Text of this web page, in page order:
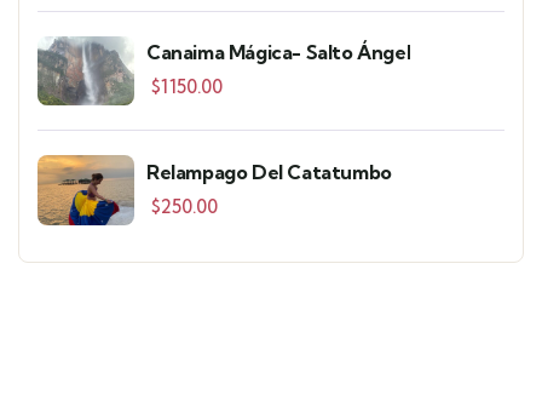
Canaima Mágica- Salto Ángel
$1150.00
Relampago Del Catatumbo
$250.00